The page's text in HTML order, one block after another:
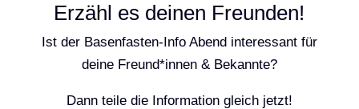
Erzähl es deinen Freunden!
Ist der Basenfasten-Info Abend interessant für
deine Freund*innen & Bekannte?
Dann teile die Information gleich jetzt!